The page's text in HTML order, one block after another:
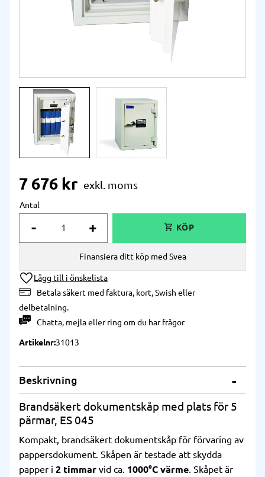
7 676 kr
Antal
+
-
Lägg till i önskelista
Betala säkert med faktura, kort, Swish eller
delbetalning.
Chatta, mejlaellerring om du har frågor
Finansiera ditt köp med Svea
Artikelnr 31013
Beskrivning
Brandsäkert dokumentskåp med plats för 5
pärmar, ES 045
Kompakt, brandsäkert dokumentskåp för förvaring av
pappersdokument. Skåpen är testade att skydda
papper i 2 timmar vid ca. 1000°C värme. Skåpet är